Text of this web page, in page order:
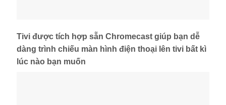
Tivi được tích hợp sẵn Chromecast giúp bạn dễ
dàng trình chiếu màn hình điện thoại lên tivi bất kì
lúc nào bạn muốn